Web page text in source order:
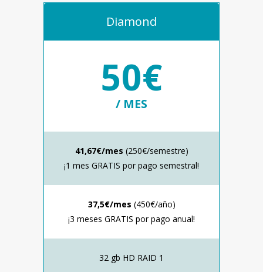
Diamond
50€
/ MES
41,67€/mes (250€/semestre)
¡1 mes GRATIS por pago semestral!
37,5€/mes (450€/año)
¡3 meses GRATIS por pago anual!
32 gb HD RAID 1